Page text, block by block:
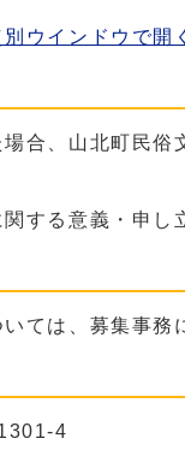
別ウインドウで開
合、山北町民
する意義・申し
ては、募集事務
4